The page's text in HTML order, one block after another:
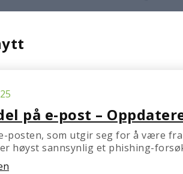
på e-post –
posten, som utgir seg for å være
høyst sannsynlig et phishing-